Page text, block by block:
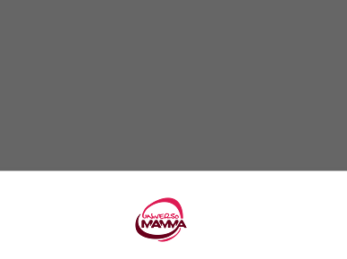
di 4 anni,ha ritratto la piccola in
scegliendo come sfondo la stessa